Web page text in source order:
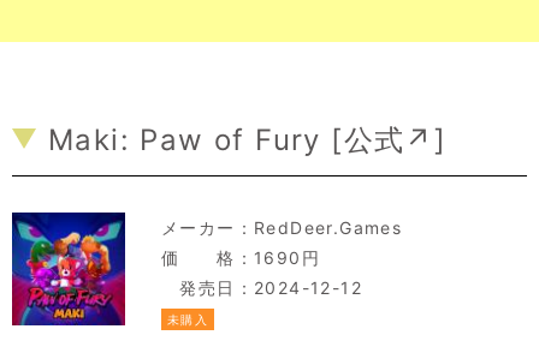
Maki: Paw of Fury [公式↗ ]
メーカー： RedDeer.Games
価 格：1690円
発売日：2024-12-12
未購入